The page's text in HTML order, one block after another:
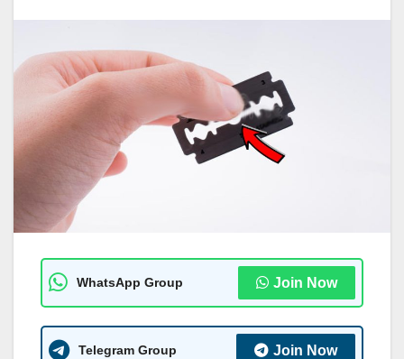
WhatsApp Group Join Now
Telegram Group Join Now